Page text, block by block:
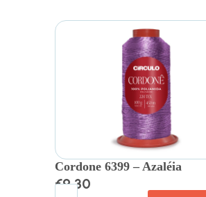
Cordone 6399 – Azaléia
€9.30